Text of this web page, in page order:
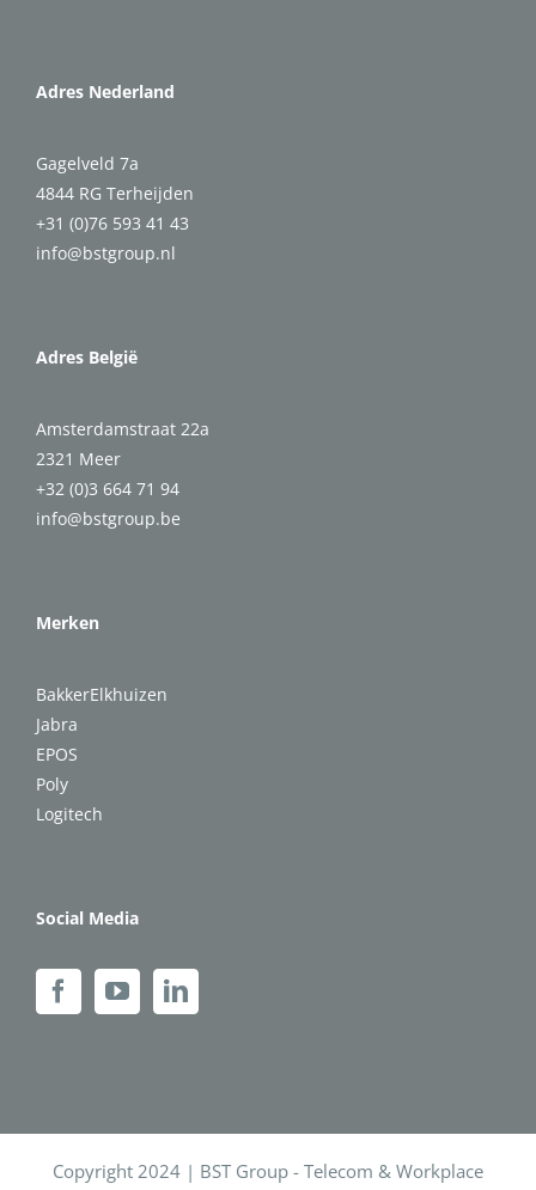
Adres Nederland
Gagelveld 7a
4844 RG Terheijden
+31 (0)76 593 41 43
info@bstgroup.nl
Adres België
Amsterdamstraat 22a
2321 Meer
+32 (0)3 664 71 94
info@bstgroup.be
Merken
BakkerElkhuizen
Jabra
EPOS
Poly
Logitech
Social Media
Copyright 2024 | BST Group - Telecom & Workplace